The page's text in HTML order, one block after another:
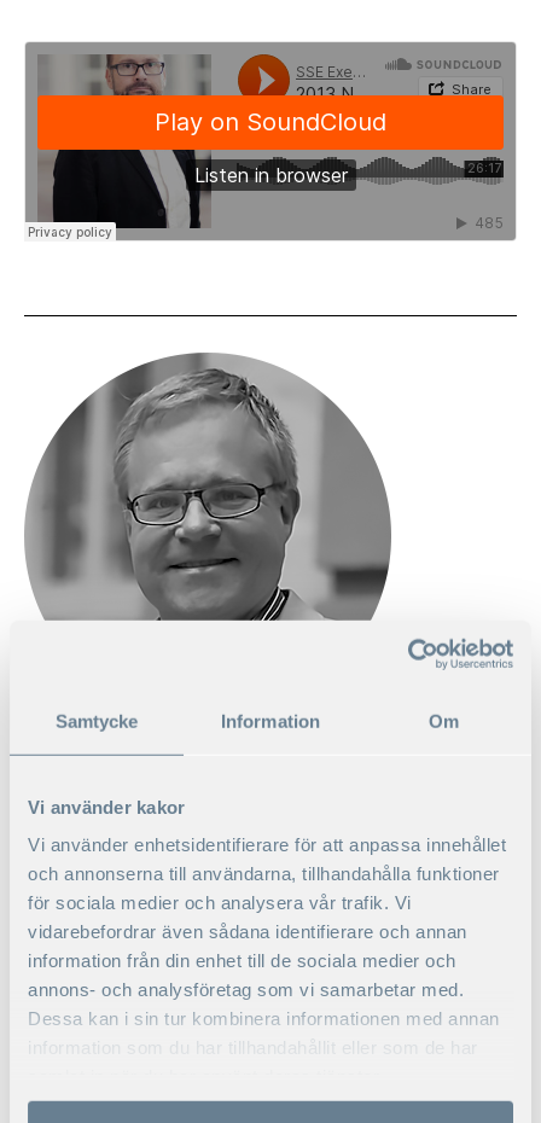
Samtycke Information Om
Vi använder kakor
Vi använder enhetsidentifierare för att anpassa innehållet
och annonserna till användarna, tillhandahålla funktioner
för sociala medier och analysera vår trafik. Vi
vidarebefordrar även sådana identifierare och annan
information från din enhet till de sociala medier och
annons- och analysföretag som vi samarbetar med.
Dessa kan i sin tur kombinera informationen med annan
information som du har tillhandahållit eller som de har
KONTAKTA MIG
KLAS OTTOSSON
Tel: +46 8 586 175 32
klas.ottosson@hhs.se